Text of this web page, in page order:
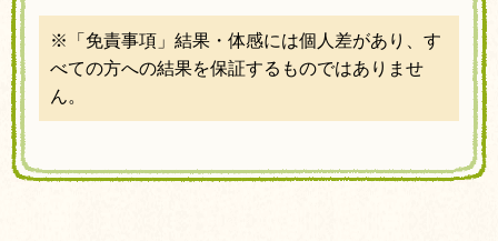
※
「免責事項」結果・体感には個人差があり、す
べての方への結果を保証するものではありませ
ん。